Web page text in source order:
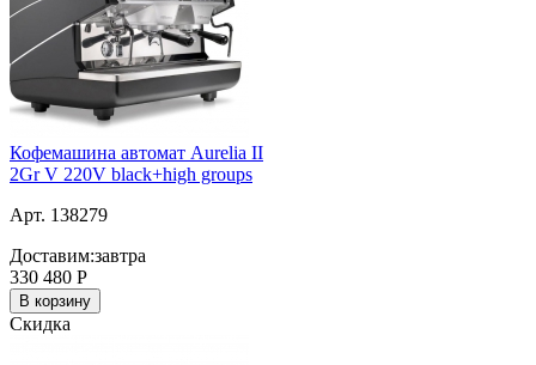
Кофемашина автомат Aurelia II
2Gr V 220V black+high groups
Арт. 138279
Доставим:завтра
330 480 Р
В корзину
Скидка